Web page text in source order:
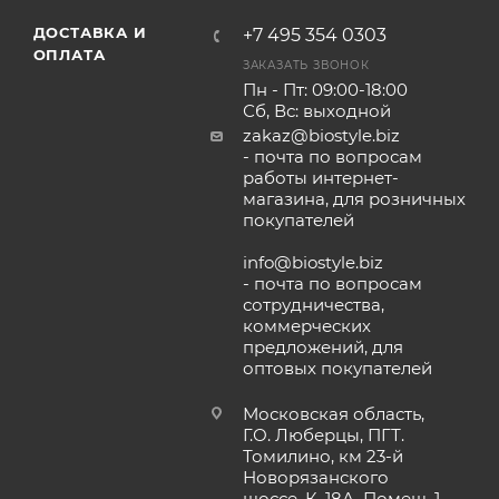
ДОСТАВКА И
ОПЛАТА
+7 495 354 0303
ЗАКАЗАТЬ ЗВОНОК
Пн - Пт: 09:00-18:00
Сб, Вс: выходной
zakaz@biostyle.biz
- почта по вопросам
работы интернет-
магазина, для розничных
покупателей
info@biostyle.biz
- почта по вопросам
сотрудничества,
коммерческих
предложений, для
оптовых покупателей
Московская область,
Г.О. Люберцы, ПГТ.
Томилино, км 23-й
Новорязанского